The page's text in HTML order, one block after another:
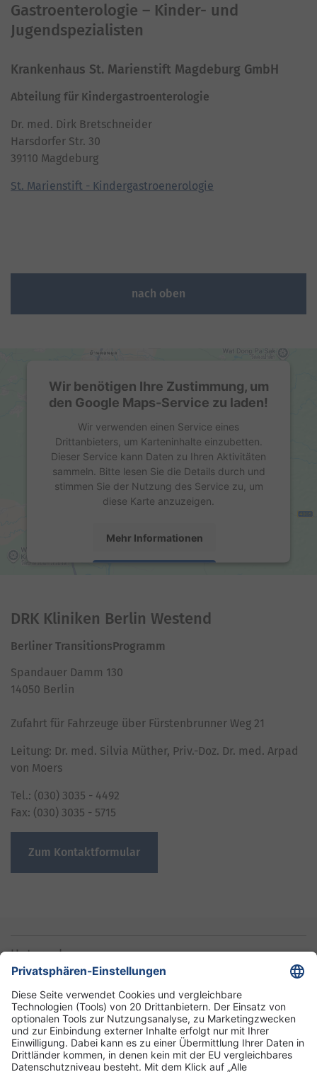
Gastroenterologie – Kinder- und
Jugendspezialisten
Krankenhaus St. Marienstift Magdeburg GmbH
Abteilung für Kindergastroenterologie
Dr. med. Dirk Bretschneider
Harsdorfer Str. 30
39110 Magdeburg
St. Marienstift - Kindergastroenerologie
nach oben
Wir benötigen Ihre Zustimmung, um
den Google Maps-Service zu laden!
Wir verwenden einen Service eines
Drittanbieters, um Karteninhalte einzubetten.
Dieser Service kann Daten zu Ihren Aktivitäten
sammeln. Bitte lesen Sie die Details durch und
stimmen Sie der Nutzung des Service zu, um
diese Karte anzuzeigen.
Mehr Informationen
Platform
DRK Kliniken Berlin Westend
Berliner TransitionsProgramm
Spandauer Damm 130
14050 Berlin
Zufahrt für Fahrzeuge über Fürstenbrunner Weg 21
Leitung: Dr. med. Silvia Müther, Priv.-Doz. Dr. med. Arpad
von Moers
Tel.: (030) 3035 - 4492
Fax: (030) 3035 - 5715
Zum Kontaktformular
Unternehmen
Informationen
Standorte